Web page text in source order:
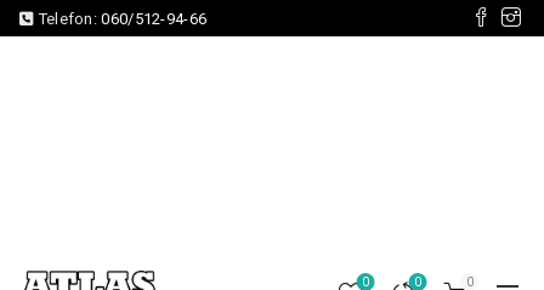
Telefon:060/512-94-66
0 0 0